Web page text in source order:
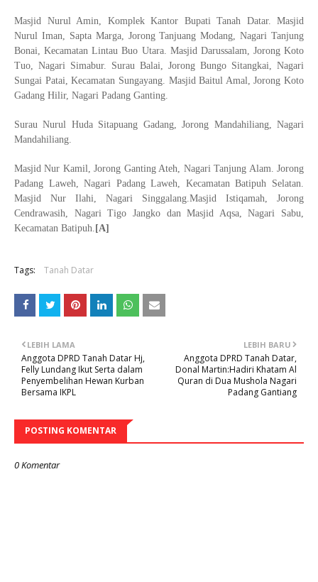
Masjid Nurul Amin, Komplek Kantor Bupati Tanah Datar. Masjid
Nurul Iman, Sapta Marga, Jorong Tanjuang Modang, Nagari Tanjung
Bonai, Kecamatan Lintau Buo Utara. Masjid Darussalam, Jorong Koto
Tuo, Nagari Simabur. Surau Balai, Jorong Bungo Sitangkai, Nagari
Sungai Patai, Kecamatan Sungayang. Masjid Baitul Amal, Jorong Koto
Gadang Hilir, Nagari Padang Ganting.
Surau Nurul Huda Sitapuang Gadang, Jorong Mandahiliang, Nagari
Mandahiliang.
Masjid Nur Kamil, Jorong Ganting Ateh, Nagari Tanjung Alam. Jorong
Padang Laweh, Nagari Padang Laweh, Kecamatan Batipuh Selatan.
Masjid Nur Ilahi, Nagari Singgalang.Masjid Istiqamah, Jorong
Cendrawasih, Nagari Tigo Jangko dan Masjid Aqsa, Nagari Sabu,
Kecamatan Batipuh. [A]
Tags: Tanah Datar
LEBIH BARU
Anggota DPRD Tanah Datar,
Donal Martin:Hadiri Khatam Al
Quran di Dua Mushola Nagari
Padang Gantiang
LEBIH LAMA
Anggota DPRD Tanah Datar Hj,
Felly Lundang Ikut Serta dalam
Penyembelihan Hewan Kurban
Bersama IKPL
POSTING KOMENTAR
0 Komentar